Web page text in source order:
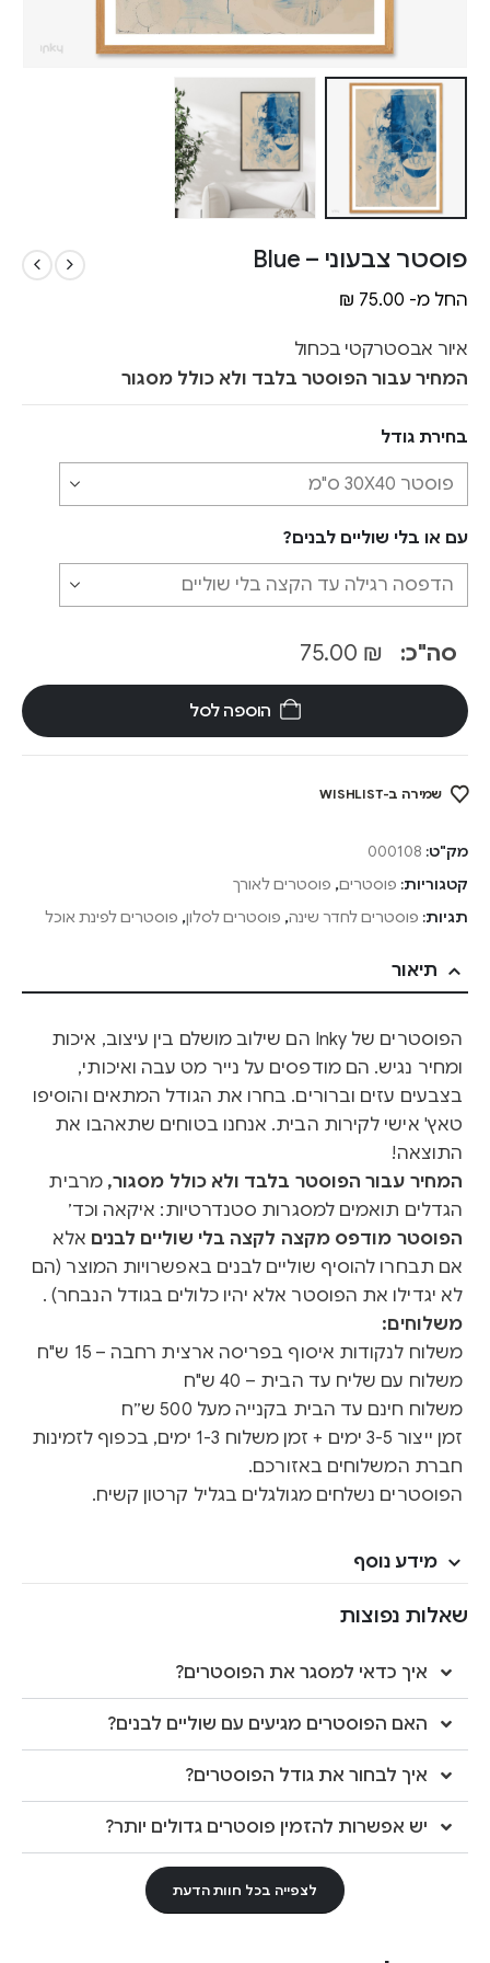
פוסטר צבעוני – Blue
החל מ- ₪ 75.00
איור אבסטרקטי בכחול
המחיר עבור הפוסטר בלבד ולא כולל מסגור
בחירת גודל
עם או בלי שוליים לבנים?
סה"כ: ₪
הוספה לסל
שמירה ב-WISHLIST
מק"ט: 000108
קטגוריות: פוסטרים, פוסטרים לאורך
תגיות: פוסטרים לחדר שינה, פוסטרים לסלון, פוסטרים לפינת אוכל
תיאור
הפוסטרים של Inky הם שילוב מושלם בין עיצוב, איכות
ומחיר נגיש. הם מודפסים על נייר מט עבה ואיכותי,
בצבעים עזים וברורים. בחרו את הגודל המתאים והוסיפו
טאץ' אישי לקירות הבית. אנחנו בטוחים שתאהבו את
התוצאה!
המחיר עבור הפוסטר בלבד ולא כולל מסגור, מרבית
הגדלים תואמים למסגרות סטנדרטיות: איקאה וכד׳
הפוסטר מודפס מקצה לקצה בלי שוליים לבנים אלא
אם תבחרו להוסיף שוליים לבנים באפשרויות המוצר (הם
לא יגדילו את הפוסטר אלא יהיו כלולים בגודל הנבחר) .
משלוחים:
משלוח לנקודות איסוף בפריסה ארצית רחבה – 15 ש"ח
משלוח עם שליח עד הבית – 40 ש"ח
משלוח חינם עד הבית בקנייה מעל 500 ש״ח
זמן ייצור 3-5 ימים + זמן משלוח 1-3 ימים, בכפוף לזמינות
חברת המשלוחים באזורכם.
הפוסטרים נשלחים מגולגלים בגליל קרטון קשיח.
מידע נוסף
שאלות נפוצות
איך כדאי למסגר את הפוסטרים?
האם הפוסטרים מגיעים עם שוליים לבנים?
איך לבחור את גודל הפוסטרים?
יש אפשרות להזמין פוסטרים גדולים יותר?
לצפייה בכל חוות הדעת